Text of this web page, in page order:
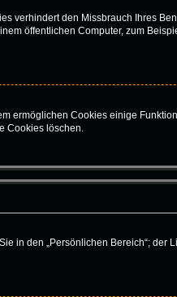
verhindert den Missbrauch Ihres
öffentlichen Computer, zum
ermöglichen Cookies einige
Cookies löschen.
in den „Persönlichen Bereich“; der